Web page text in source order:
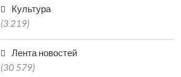
Культура
(3 219)
Лента новостей
(30 579)